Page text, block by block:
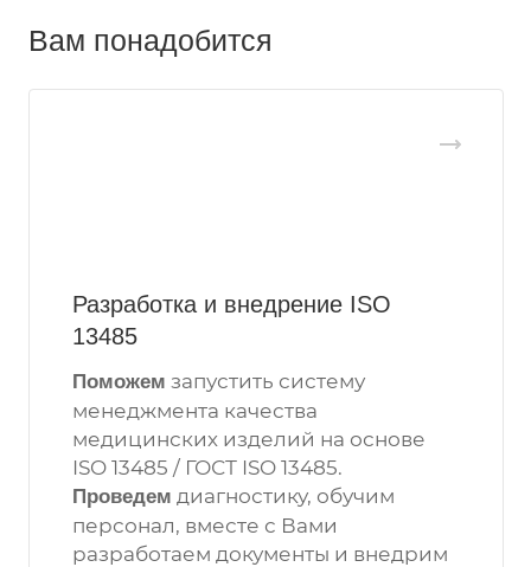
Вам понадобится
Разработка и внедрение ISO
13485
Поможем запустить систему
менеджмента качества
медицинских изделий на основе
ISO 13485 / ГОСТ ISO 13485.
Проведем диагностику, обучим
персонал, вместе с Вами
разработаем документы и внедрим